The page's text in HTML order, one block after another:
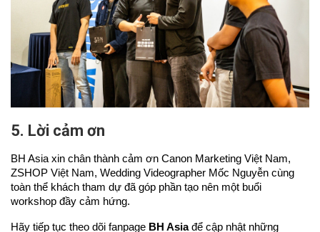
5. Lời cảm ơn
BH Asia xin chân thành cảm ơn Canon Marketing Việt Nam,
ZSHOP Việt Nam, Wedding Videographer Mốc Nguyễn cùng
toàn thể khách tham dự đã góp phần tạo nên một buổi
workshop đầy cảm hứng.
Hãy tiếp tục theo dõi fanpage BH Asia để cập nhật những